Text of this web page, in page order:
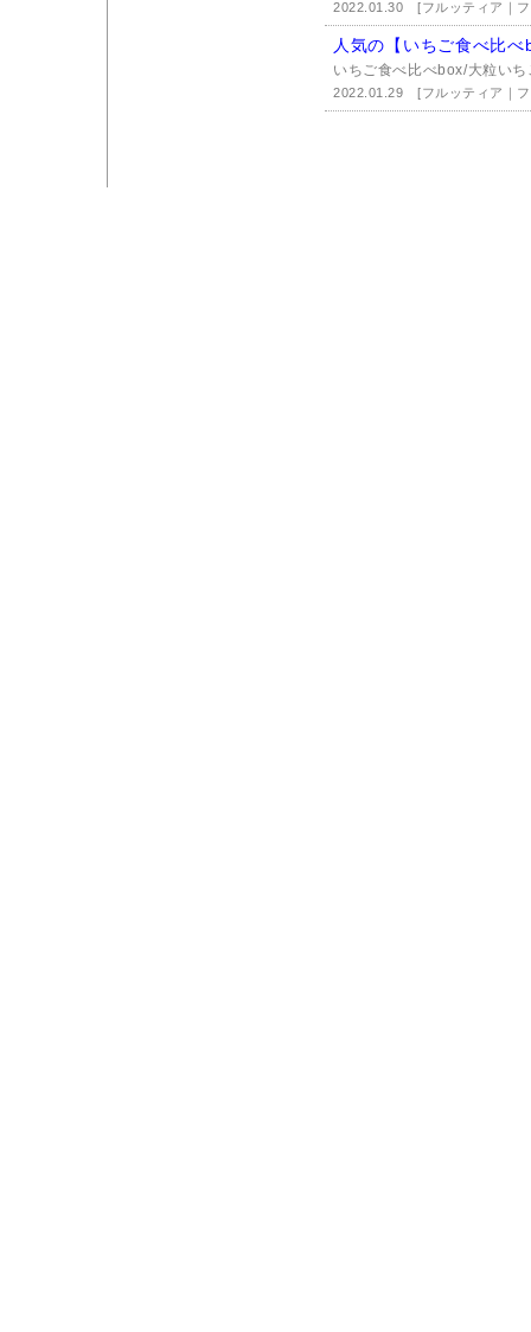
2022.01.30[フルッティア｜
人気の【いちご食べ比
いちご食べ比べbox/大粒い
2022.01.29[フルッティア｜